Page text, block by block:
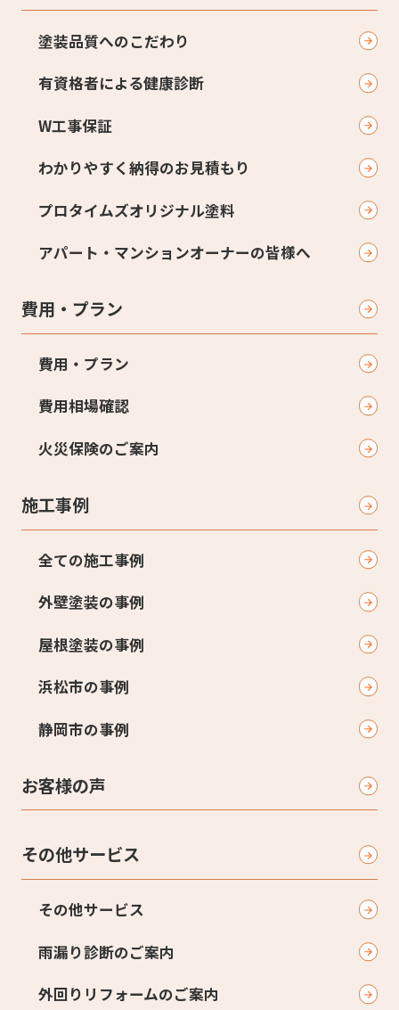
塗装品質へのこだわり
有資格者による健康診断
W工事保証
わかりやすく納得のお見積もり
プロタイムズオリジナル塗料
アパート・マンションオーナーの皆様へ
費用・プラン
費用・プラン
費用相場確認
火災保険のご案内
施工事例
全ての施工事例
外壁塗装の事例
屋根塗装の事例
浜松市の事例
静岡市の事例
お客様の声
その他サービス
その他サービス
雨漏り診断のご案内
外回りリフォームのご案内